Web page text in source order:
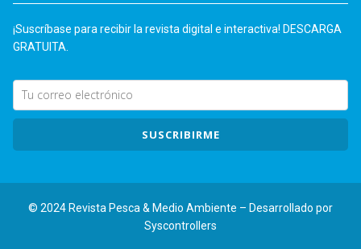
¡Suscríbase para recibir la revista digital e interactiva! DESCARGA
GRATUITA.
SUSCRIBIRME
© 2024 Revista Pesca & Medio Ambiente – Desarrollado por
Syscontrollers